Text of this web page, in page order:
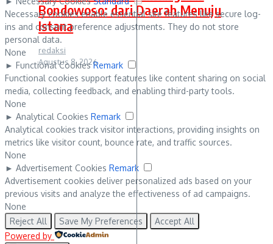
Bondowoso: dari Daerah Menuju
Istana
redaksi
Agustus 8, 2026
Necessary cookies enable essential site features like secure log-
ins and consent preference adjustments. They do not store
personal data.
None
► Functional Cookies Remark
Functional cookies support features like content sharing on social
media, collecting feedback, and enabling third-party tools.
None
► Analytical Cookies Remark
Analytical cookies track visitor interactions, providing insights on
metrics like visitor count, bounce rate, and traffic sources.
None
► Advertisement Cookies Remark
Advertisement cookies deliver personalized ads based on your
previous visits and analyze the effectiveness of ad campaigns.
None
Reject All
Save My Preferences
Accept All
Powered by